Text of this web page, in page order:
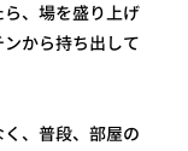
、場を盛り上げ
から持ち出して
、普段、部屋の